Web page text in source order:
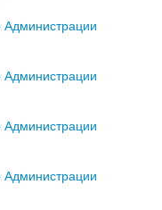
Администрации
Администрации
Администрации
Администрации